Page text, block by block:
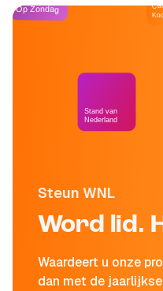
Steun WNL
Word lid.
Waardeert u onze
dan met de
Op Zondag
Stand van
Nederland